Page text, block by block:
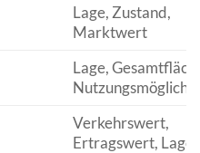
Lage, Zustand,
Marktwert
Lage,
Verkehrswert,
Ertragswert, Lage